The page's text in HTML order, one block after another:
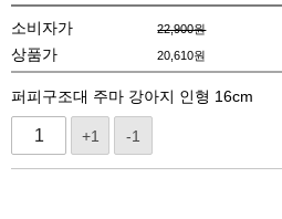
소비자가 22,900원
상품가 20,610원
퍼피구조대 주마 강아지 인형 16cm
+1 -1